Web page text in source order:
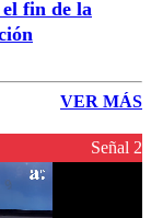
fin de la
VER MÁS
Señal 2